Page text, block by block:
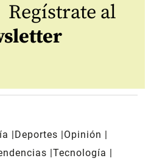
Regístrate al
Deportes
Opinión
Tecnología